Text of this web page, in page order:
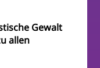
Gewalt
allen